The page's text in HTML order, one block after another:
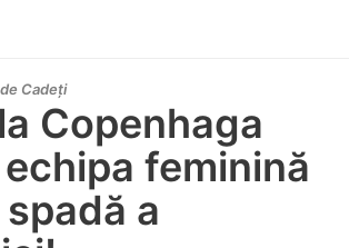
Cadeți
Copenhaga
feminină
spadă a